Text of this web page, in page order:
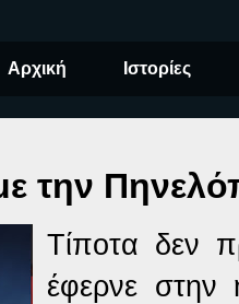
Αρχική Ιστορίες
την
Τίποτα δεν
έφερνε στην